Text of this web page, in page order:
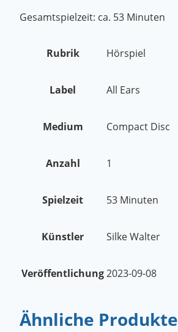
Gesamtspielzeit: ca. 53 Minuten
Rubrik Hörspiel
Label All Ears
Medium Compact Disc
Anzahl 1
Spielzeit 53 Minuten
Künstler Silke Walter
Veröffentlichung2023-09-08
Ähnliche Produkte